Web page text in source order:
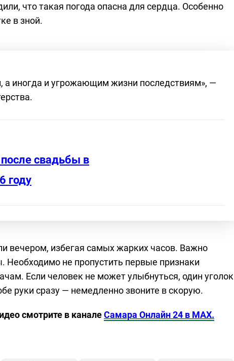
что такая погода опасна для сердца. Особенно
в зной.
а иногда и угрожающим жизни последствиям», —
свадьбы в
году
вечером, избегая самых жарких часов. Важно
не пропустить первые признаки
Если человек не может улыбнуться, один уголок
руки сразу — немедленно звоните в скорую.
смотрите в каналеСамара Онлайн 24 в MAX.